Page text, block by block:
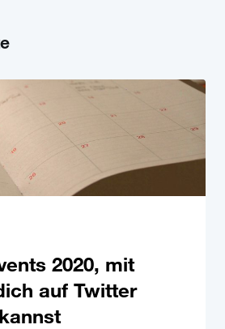
2020, mit
auf Twitter